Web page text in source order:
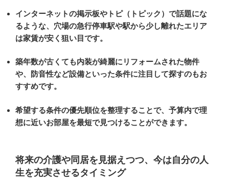
インターネットの掲示板やトピ（トピック）で話題にな
るような、穴場の急行停車駅や駅から少し離れたエリア
は家賃が安く狙い目です。
築年数が古くても内装が綺麗にリフォームされた物件
や、防音性など設備といった条件に注目して探すのもお
すすめです。
希望する条件の優先順位を整理することで、予算内で理
想に近いお部屋を最短で見つけることができます。
将来の介護や同居を見据えつつ、今は自分の人
生を充実させるタイミング